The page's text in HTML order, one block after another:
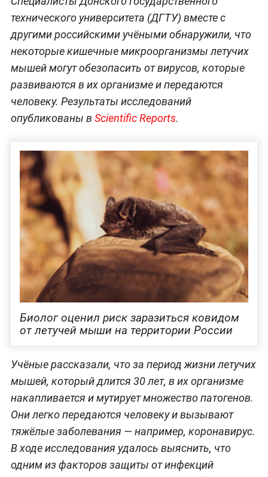
технического университета (ДГТУ) вместе с
другими российскими учёными обнаружили, что
некоторые кишечные микроорганизмы летучих
мышей могут обезопасить от вирусов, которые
развиваются в их организме и передаются
человеку. Результаты исследований
опубликованы в Scientific Reports.
Биолог оценил риск заразиться ковидом
от летучей мыши на территории России
Учёные рассказали, что за период жизни летучих
мышей, который длится 30 лет, в их организме
накапливается и мутирует множество патогенов.
Они легко передаются человеку и вызывают
тяжёлые заболевания — например, коронавирус.
В ходе исследования удалось выяснить, что
одним из факторов защиты от инфекций